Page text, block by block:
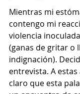
Mientras mi
contengo mi
violencia
(ganas de gritar o
indignación).
entrevista. A
claro que esta